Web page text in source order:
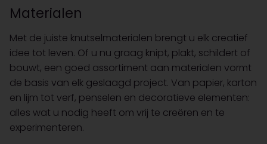
Materialen
Met de juiste knutselmaterialen brengt u elk creatief
idee tot leven. Of u nu graag knipt, plakt, schildert of
bouwt, een goed assortiment aan materialen vormt
de basis van elk geslaagd project. Van papier, karton
en lijm tot verf, penselen en decoratieve elementen:
alles wat u nodig heeft om vrij te creëren en te
experimenteren.